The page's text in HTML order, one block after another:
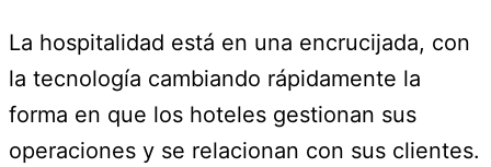
La hospitalidad está en una encrucijada, con
la tecnología cambiando rápidamente la
forma en que los hoteles gestionan sus
operaciones y se relacionan con sus clientes.